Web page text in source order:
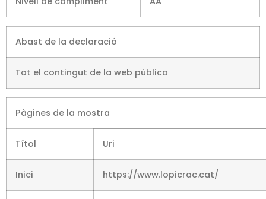
Abast de la declaració
Tot el contingut de la web pública
Pàgines de la mostra
Títol Uri
Inici https://www.lopicrac.cat/